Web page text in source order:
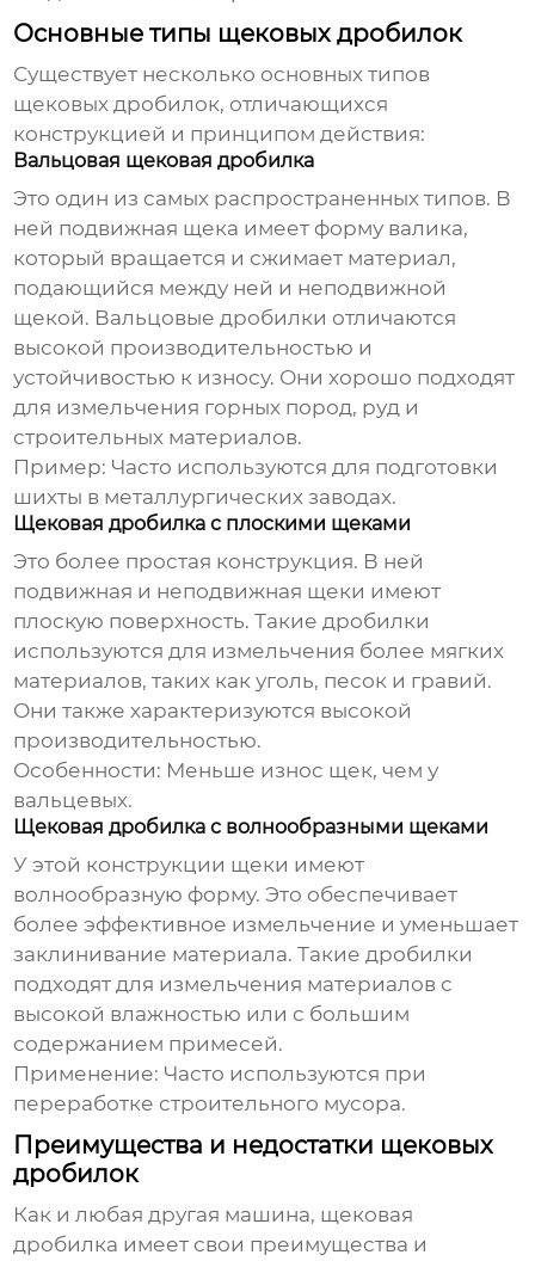
Основные типы щековых дробилок
Существует несколько основных типов
щековых дробилок, отличающихся
конструкцией и принципом действия:
Вальцовая щековая дробилка
Это один из самых распространенных типов. В
ней подвижная щека имеет форму валика,
который вращается и сжимает материал,
подающийся между ней и неподвижной
щекой. Вальцовые дробилки отличаются
высокой производительностью и
устойчивостью к износу. Они хорошо подходят
для измельчения горных пород, руд и
строительных материалов.
Пример: Часто используются для подготовки
шихты в металлургических заводах.
Щековая дробилка с плоскими щеками
Это более простая конструкция. В ней
подвижная и неподвижная щеки имеют
плоскую поверхность. Такие дробилки
используются для измельчения более мягких
материалов, таких как уголь, песок и гравий.
Они также характеризуются высокой
производительностью.
Особенности: Меньше износ щек, чем у
вальцевых.
Щековая дробилка с волнообразными щеками
У этой конструкции щеки имеют
волнообразную форму. Это обеспечивает
более эффективное измельчение и уменьшает
заклинивание материала. Такие дробилки
подходят для измельчения материалов с
высокой влажностью или с большим
содержанием примесей.
Применение: Часто используются при
переработке строительного мусора.
Преимущества и недостатки щековых
дробилок
Как и любая другая машина, щековая
дробилка имеет свои преимущества и